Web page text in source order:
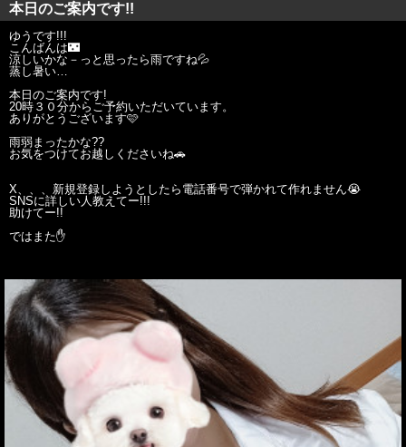
本日のご案内です!!
ゆうです!!!
こんばんは🌃
涼しいかな－っと思ったら雨ですね💦
蒸し暑い…
本日のご案内です!
20時３０分からご予約いただいています。
ありがとうございます🩷
雨弱まったかな??
お気をつけてお越しくださいね🚗
X、、、新規登録しようとしたら電話番号で弾かれて作れません😭
SNSに詳しい人教えてー!!!
助けてー!!
ではまた✋